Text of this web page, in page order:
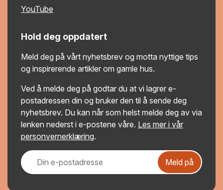
YouTube
Hold deg oppdatert
Meld deg på vårt nyhetsbrev og motta nyttige tips
og inspirerende artikler om gamle hus.
Ved å melde deg på godtar du at vi lagrer e-
postadressen din og bruker den til å sende deg
nyhetsbrev. Du kan når som helst melde deg av via
lenken nederst i e-postene våre. Les mer i vår
personvernerklæring.
Meld på